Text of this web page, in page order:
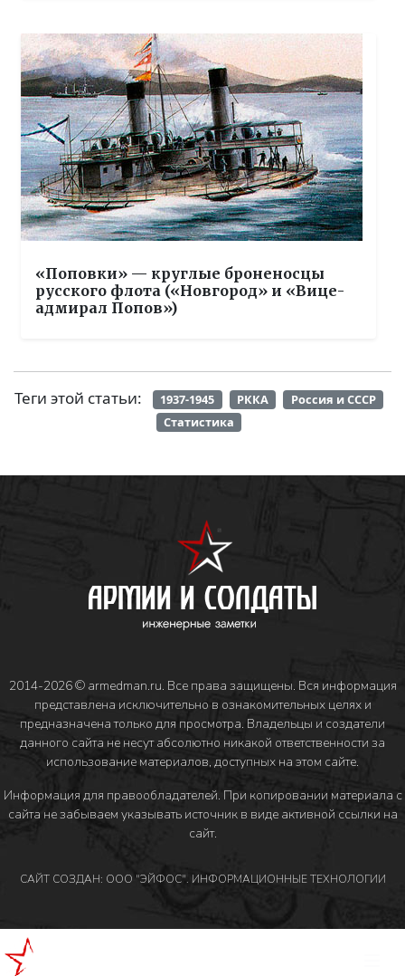
«Поповки» — круглые броненосцы
русского флота («Новгород» и «Вице-
адмирал Попов»)
Теги этой статьи: 1937-1945 РККА
Россия и СССР
Статистика
2014-2026 © armedman.ru. Все права защищены. Вся информация
представлена исключительно в ознакомительных целях и
предназначена только для просмотра. Владельцы и создатели
данного сайта не несут абсолютно никакой ответственности за
использование материалов, доступных на этом сайте.
Информация для правообладателей. При копировании материала с
сайта не забываем указывать источник в виде активной ссылки на
сайт.
САЙТ СОЗДАН: ООО "ЭЙФОС". ИНФОРМАЦИОННЫЕ ТЕХНОЛОГИИ